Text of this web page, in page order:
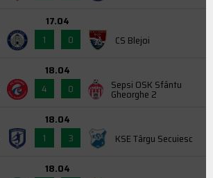
17.04
1
0 CS Blejoi
18.04
4
0 Sepsi OSK Sfântu
Gheorghe 2
18.04
1
3 KSE Târgu Secuiesc
18.04